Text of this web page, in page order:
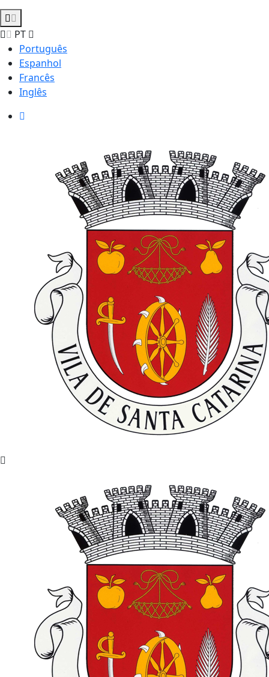
PT
Português
Espanhol
Francês
Inglês